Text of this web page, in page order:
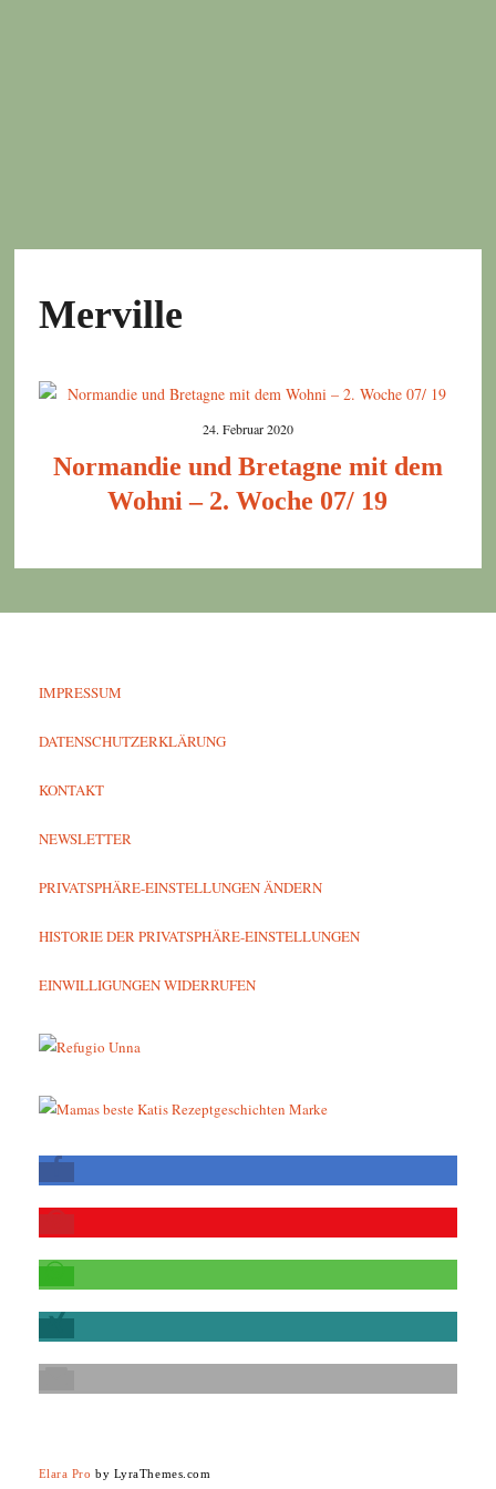
Merville
24. Februar 2020
Normandie und Bretagne mit dem
Wohni – 2. Woche 07/ 19
IMPRESSUM
DATENSCHUTZERKLÄRUNG
KONTAKT
NEWSLETTER
PRIVATSPHÄRE-EINSTELLUNGEN ÄNDERN
HISTORIE DER PRIVATSPHÄRE-EINSTELLUNGEN
EINWILLIGUNGEN WIDERRUFEN
Elara Pro by LyraThemes.com